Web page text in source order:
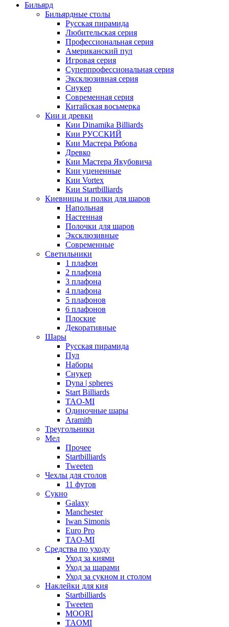
Бильярд
Бильярдные столы
Русская пирамида
Любительская серия
Профессиональная серия
Американский пул
Игровая серия
Суперпрофессиональная серия
Эксклюзивная серия
Снукер
Современная серия
Китайская восьмерка
Кии и древки
Кии Dinamika Billiards
Кии РУССКИЙ
Кии Мастера Рябова
Древко
Кии Мастера Якубовича
Кии уцененные
Кии Vortex
Кии Startbilliards
Киевницы и полки для шаров
Напольная
Настенная
Полочки для шаров
Эксклюзивные
Современные
Светильники
1 плафон
2 плафона
3 плафона
4 плафона
5 плафонов
6 плафонов
Плоские
Декоративные
Шары
Русская пирамида
Пул
Наборы
Снукер
Dyna | spheres
Start Billiards
TAO-MI
Одиночные шары
Aramith
Треугольники
Мел
Прочее
Startbilliards
Tweeten
Чехлы для столов
11 футов
Сукно
Galaxy
Manchester
Iwan Simonis
Euro Pro
TAO-MI
Средства по уходу
Уход за киями
Уход за шарами
Уход за сукном и столом
Наклейки для кия
Startbilliards
Tweeten
MOORI
TAOMI